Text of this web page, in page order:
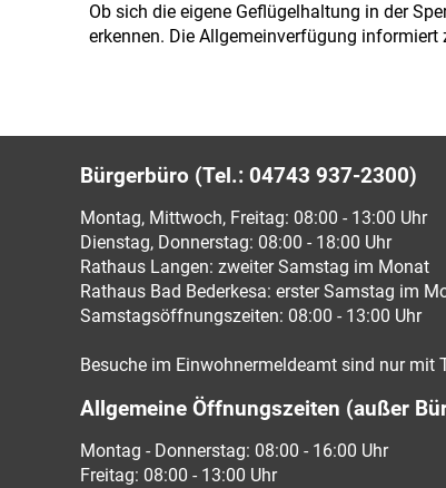
Ob sich die eigene Geflügelhaltung in der
erkennen. Die Allgemeinverfügung
Bürgerbüro (Tel.: 04743 937-2300)
Montag, Mittwoch, Freitag: 08:00 - 13:00 Uhr
Dienstag, Donnerstag: 08:00 - 18:00 Uhr
Rathaus Langen: zweiter Samstag im Monat
Rathaus Bad Bederkesa: erster Samstag im
Samstagsöffnungszeiten: 08:00 - 13:00 Uhr
Besuche im Einwohnermeldeamt sind nur mit
Allgemeine Öffnungszeiten (außer
Montag - Donnerstag: 08:00 - 16:00 Uhr
Freitag: 08:00 - 13:00 Uhr